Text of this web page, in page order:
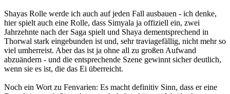
Shayas Rolle werde ich auch auf jeden Fall ausbauen - ich denke,
hier spielt auch eine Rolle, dass Simyala ja offiziell ein, zwei
Jahrzehnte nach der Saga spielt und Shaya dementsprechend in
Thorwal stark eingebunden ist und, sehr traviagefällig, nicht mehr so
viel umherreist. Aber das ist ja ohne all zu großen Aufwand
abzuändern - und die entsprechende Szene gewinnt sicher deutlich,
wenn sie es ist, die das Ei überreicht.
Noch ein Wort zu Fenvarien: Es macht definitiv Sinn, dass er eine